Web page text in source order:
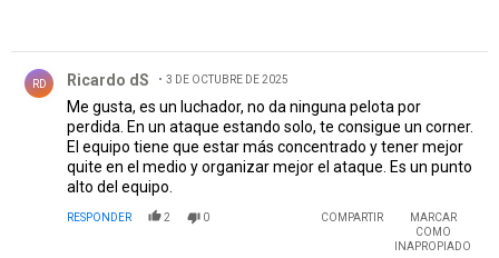
RD Ricardo dS 3 DE OCTUBRE DE 2025
Me gusta, es un luchador, no da ninguna pelota por
perdida. En un ataque estando solo, te consigue un corner.
El equipo tiene que estar más concentrado y tener mejor
quite en el medio y organizar mejor el ataque. Es un punto
alto del equipo.
RESPONDER 2 0 COMPARTIR
MARCAR
COMO
INAPROPIADO